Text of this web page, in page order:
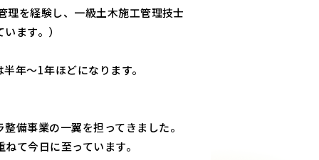
を経験し、一級土木施工管理技士
ます。）
年～1年ほどになります。
備事業の一翼を担ってきました。
て今日に至っています。